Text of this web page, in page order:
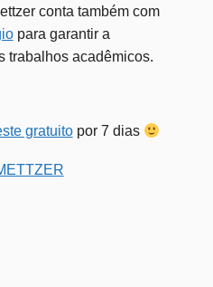
conta também com
para garantir a
trabalhos acadêmicos.
gratuitopor 7 dias